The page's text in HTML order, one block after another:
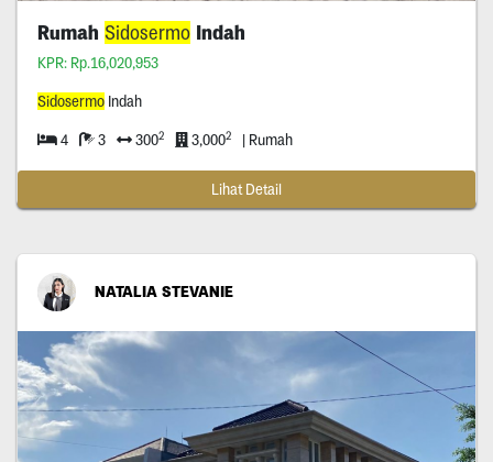
Rumah SidosermoIndah
KPR: Rp.16,020,953
SidosermoIndah
4 3 3002 3,0002 | Rumah
Lihat Detail
NATALIA STEVANIE